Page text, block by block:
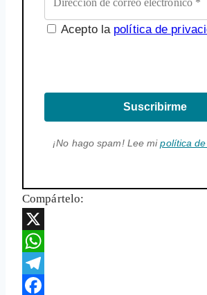
Acepto la política de
Suscribirme
¡No hago spam! Lee mipolítica
Compártelo:
X
WhatsApp
Telegram